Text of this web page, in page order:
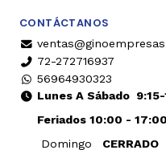
CONTÁCTANOS
72-272716937
56964930323
Lunes A Sábado9:15-
Feriados 10:00 - 17:00
Domingo
CERRADO